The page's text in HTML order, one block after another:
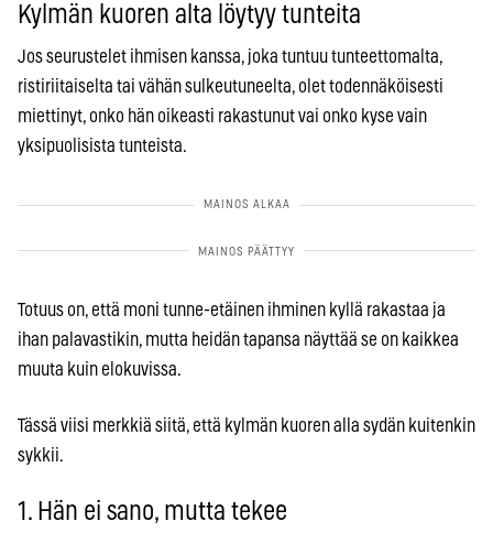
Kylmän kuoren alta löytyy tunteita
Jos seurustelet ihmisen kanssa, joka tuntuu tunteettomalta,
ristiriitaiselta tai vähän sulkeutuneelta, olet todennäköisesti
miettinyt, onko hän oikeasti rakastunut vai onko kyse vain
yksipuolisista tunteista.
Totuus on, että moni tunne-etäinen ihminen kyllä rakastaa ja
ihan palavastikin, mutta heidän tapansa näyttää se on kaikkea
muuta kuin elokuvissa.
Tässä viisi merkkiä siitä, että kylmän kuoren alla sydän kuitenkin
sykkii.
1. Hän ei sano, mutta tekee